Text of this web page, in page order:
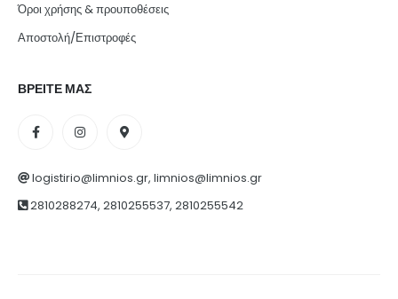
Όροι χρήσης & προυποθέσεις
Αποστολή/Επιστροφές
ΒΡΕΙΤΕ ΜΑΣ
logistirio@limnios.gr, limnios@limnios.gr
2810288274, 2810255537, 2810255542